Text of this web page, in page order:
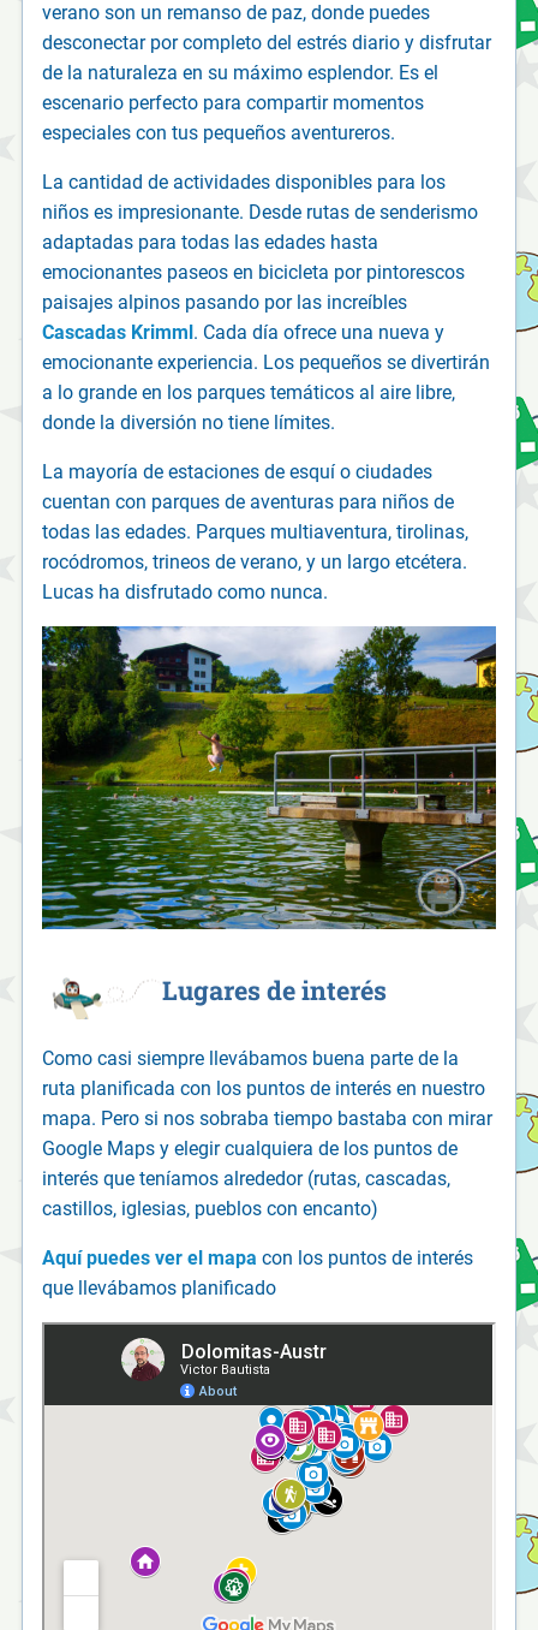
verano son un remanso de paz, donde puedes
desconectar por completo del estrés diario y disfrutar
de la naturaleza en su máximo esplendor. Es el
escenario perfecto para compartir momentos
especiales con tus pequeños aventureros.
La cantidad de actividades disponibles para los
niños es impresionante. Desde rutas de senderismo
adaptadas para todas las edades hasta
emocionantes paseos en bicicleta por pintorescos
paisajes alpinos pasando por las increíbles
Cascadas Krimml . Cada día ofrece una nueva y
emocionante experiencia. Los pequeños se divertirán
a lo grande en los parques temáticos al aire libre,
donde la diversión no tiene límites.
La mayoría de estaciones de esquí o ciudades
cuentan con parques de aventuras para niños de
todas las edades. Parques multiaventura, tirolinas,
rocódromos, trineos de verano, y un largo etcétera.
Lucas ha disfrutado como nunca.
Lugares de interés
Como casi siempre llevábamos buena parte de la
ruta planificada con los puntos de interés en nuestro
mapa. Pero si nos sobraba tiempo bastaba con mirar
Google Maps y elegir cualquiera de los puntos de
interés que teníamos alrededor (rutas, cascadas,
castillos, iglesias, pueblos con encanto)
Aquí puedes ver el mapa con los puntos de interés
que llevábamos planificado